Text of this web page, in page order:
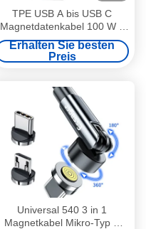
TPE USB A bis USB C
Magnetdatenkabel 100 W 1
m ESSAGER ES-X53-Serie
Erhalten Sie besten
Preis
Universal 540 3 in 1
Magnetkabel Mikro-Typ C